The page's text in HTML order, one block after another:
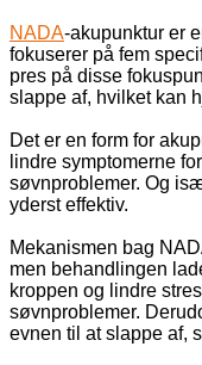
NADA-akupunktur er
fokuserer på fem
pres på disse
slappe af, hvilket kan
Det er en form for
lindre symptomerne
søvnproblemer. Og
yderst effektiv.
Mekanismen bag
men behandlingen
kroppen og lindre
søvnproblemer.
evnen til at slappe af,